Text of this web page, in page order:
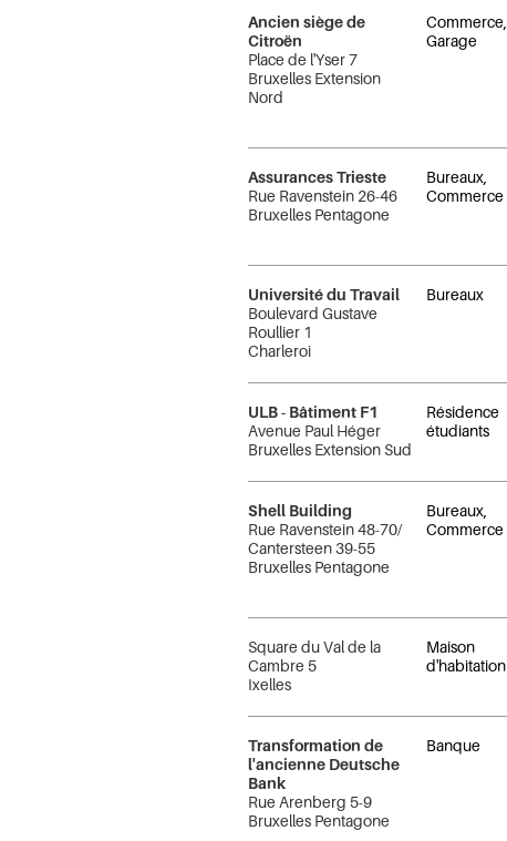
Ancien siège de
Citroën
Place de l'Yser 7
Bruxelles Extension
Nord
Commerce,
Garage
Assurances Trieste
Rue Ravenstein 26-46
Bruxelles Pentagone
Bureaux,
Commerce
Université du Travail
Boulevard Gustave
Roullier 1
Charleroi
Bureaux
ULB - Bâtiment F1
Avenue Paul Héger
Bruxelles Extension Sud
Résidence
étudiants
Shell Building
Rue Ravenstein 48-70/
Cantersteen 39-55
Bruxelles Pentagone
Bureaux,
Commerce
Square du Val de la
Cambre 5
Ixelles
Maison
d'habitation
Transformation de
l'ancienne Deutsche
Bank
Rue Arenberg 5-9
Bruxelles Pentagone
Banque